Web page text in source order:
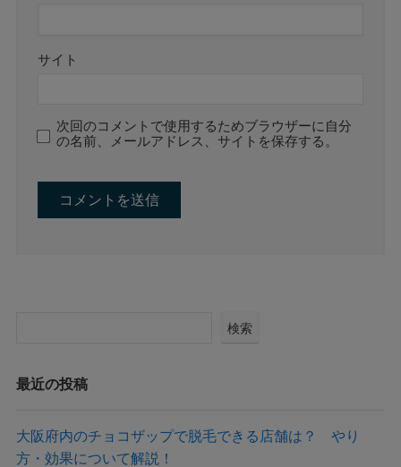
サイト
次回のコメントで使用するためブラウザーに自分
の名前、メールアドレス、サイトを保存する。
検索
最近の投稿
大阪府内のチョコザップで脱毛できる店舗は？ やり
方・効果について解説！